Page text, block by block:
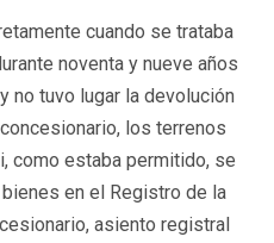
cuando se trataba
noventa y nueve años
no tuvo lugar la devolución
los terrenos
como estaba permitido, se
en el Registro de la
asiento registral